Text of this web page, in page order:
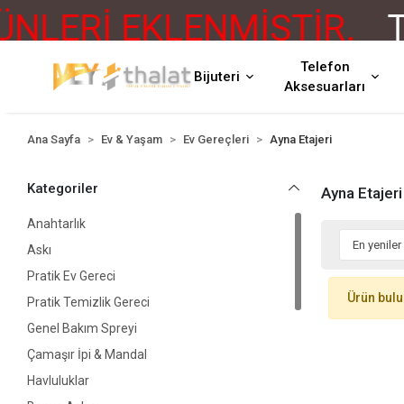
EKLENMİŞTİR.
Bijuteri
Telefon
Aksesuarları
Ana Sayfa Ev & Yaşam Ev Gereçleri Ayna Etajeri
Kategoriler
Anahtarlık
Askı
Pratik Ev Gereci
Pratik Temizlik Gereci
Genel Bakım Spreyi
Çamaşır İpi & Mandal
Havluluklar
Ayna Etajeri
Ürün